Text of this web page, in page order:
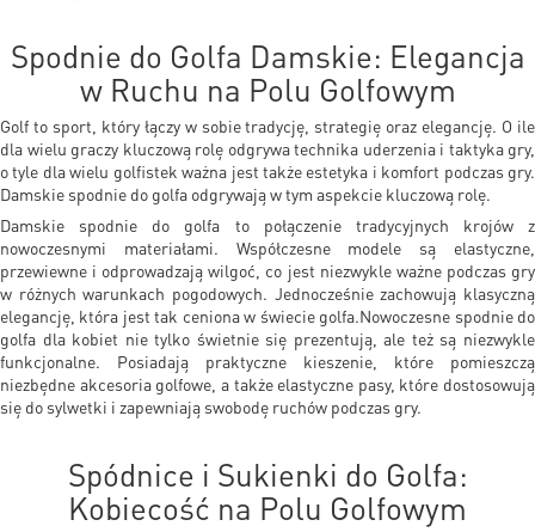
Spodnie do Golfa Damskie: Elegancja
w Ruchu na Polu Golfowym
Golf to sport, który łączy w sobie tradycję, strategię oraz elegancję. O ile
dla wielu graczy kluczową rolę odgrywa technika uderzenia i taktyka gry,
o tyle dla wielu golfistek ważna jest także estetyka i komfort podczas gry.
Damskie spodnie do golfa odgrywają w tym aspekcie kluczową rolę.
Damskie spodnie do golfa to połączenie tradycyjnych krojów z
nowoczesnymi materiałami. Współczesne modele są elastyczne,
przewiewne i odprowadzają wilgoć, co jest niezwykle ważne podczas gry
w różnych warunkach pogodowych. Jednocześnie zachowują klasyczną
elegancję, która jest tak ceniona w świecie golfa.Nowoczesne spodnie do
golfa dla kobiet nie tylko świetnie się prezentują, ale też są niezwykle
funkcjonalne. Posiadają praktyczne kieszenie, które pomieszczą
niezbędne akcesoria golfowe, a także elastyczne pasy, które dostosowują
się do sylwetki i zapewniają swobodę ruchów podczas gry.
Spódnice i Sukienki do Golfa:
Kobiecość na Polu Golfowym